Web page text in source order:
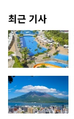
최근 기사